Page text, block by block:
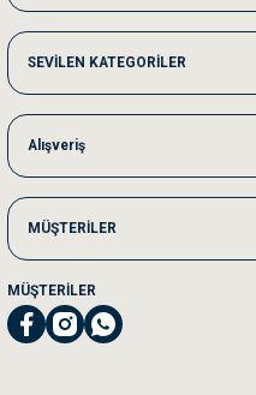
Akşam verdiğim sipariş bir sonraki
Ka***** Ar******
Ufak bir sorun harici sorun olmadı
SEVİLEN KATEGORİLER
Alışveriş
MÜŞTERİLER
MÜŞTERİLER